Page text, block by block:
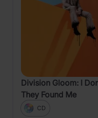
Division Gloom: I
They Found Me
CD